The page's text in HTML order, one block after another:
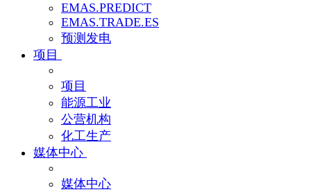
EMAS.PREDICT
EMAS.TRADE.ES
预测发电
项目
项目
能源工业
公营机构
化工生产
媒体中心
媒体中心